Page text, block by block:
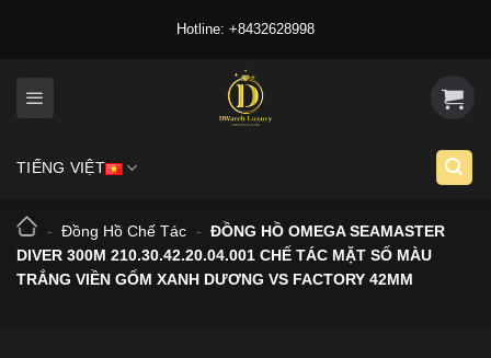
Hotline: +8432628998
TIẾNG VIỆT
- Đồng Hồ Chế Tác - ĐỒNG HỒ OMEGA SEAMASTER
DIVER 300M 210.30.42.20.04.001 CHẾ TÁC MẶT SỐ MÀU
TRẮNG VIỀN GỐM XANH DƯƠNG VS FACTORY 42MM